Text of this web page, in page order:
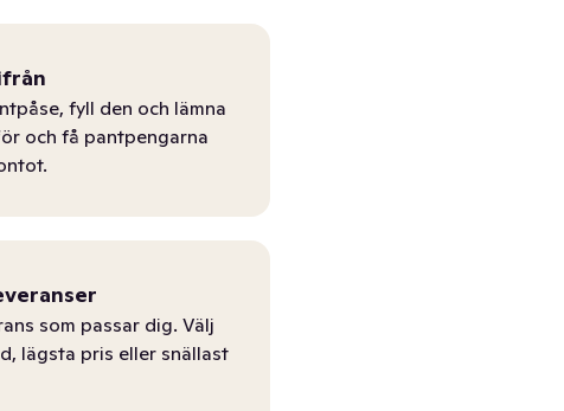
fyll den och lämna
och få pantpengarna
som passar dig. Välj
lägsta pris eller snällast